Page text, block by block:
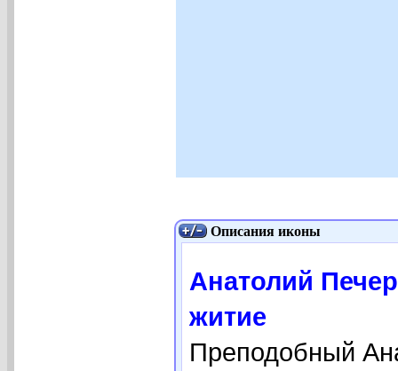
Описания иконы
Анатолий
житие
Преподобный